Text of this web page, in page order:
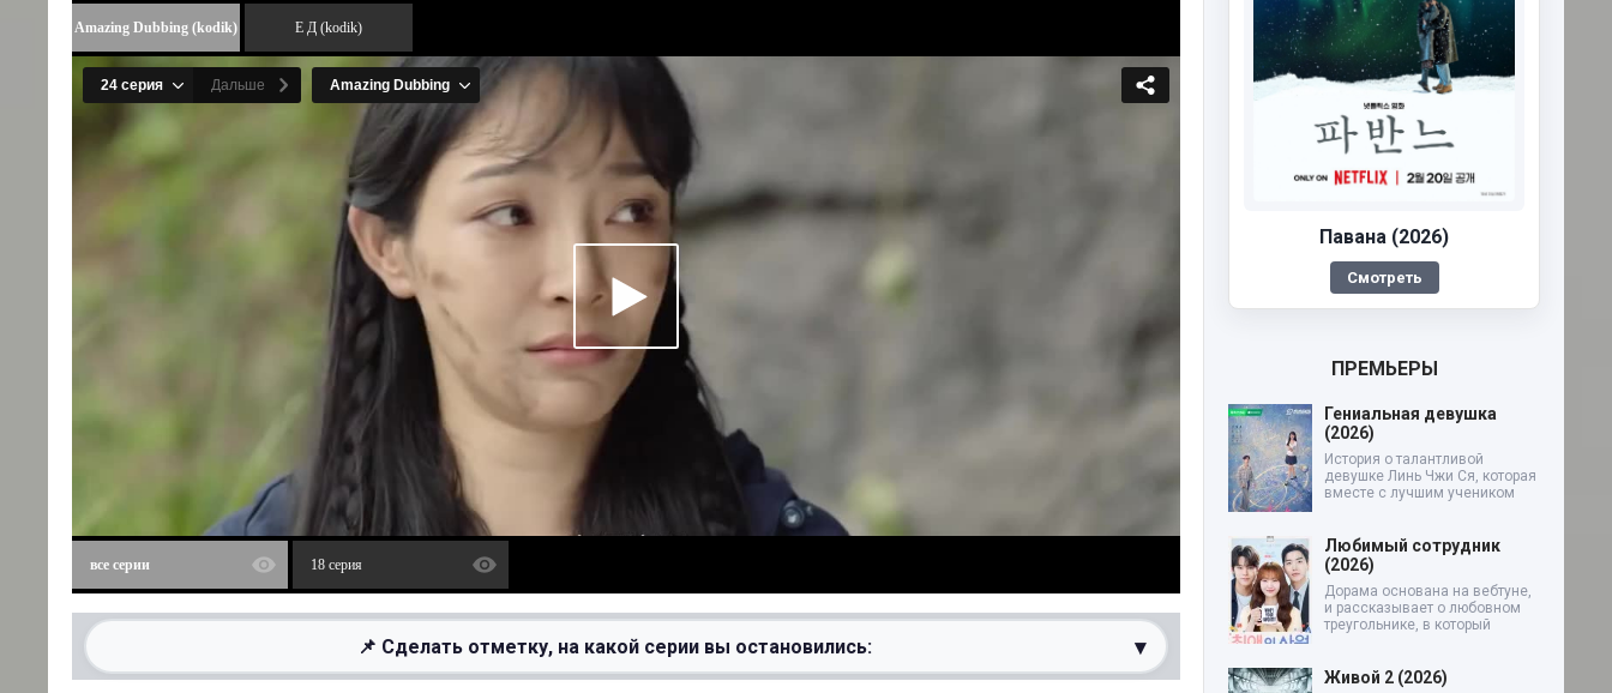
Amazing Dubbing (kodik) Е Д (kodik)
все серии 18 серия
📌 Сделать отметку, на какой серии вы остановились: ▾
Павана (2026)
Смотреть
ПРЕМЬЕРЫ
Гениальная девушка
(2026)
История о талантливой
девушке Линь Чжи Ся, которая
вместе с лучшим учеником
Любимый сотрудник
(2026)
Дорама основана на вебтуне,
и рассказывает о любовном
треугольнике, в который
Живой 2 (2026)